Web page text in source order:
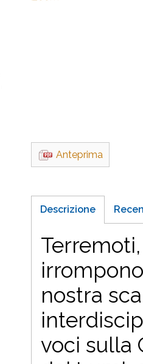
Anteprima
Descrizione
nostra
voci sulla